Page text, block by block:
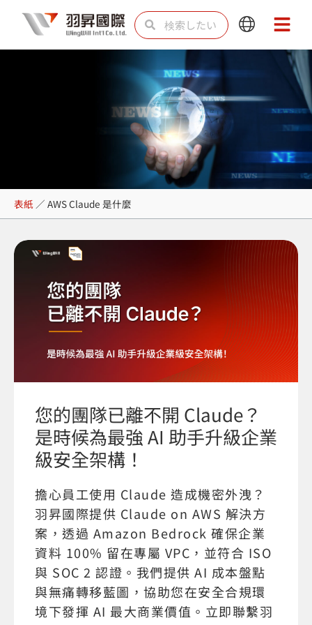
を
検
索 索
Main
Menu
Main
Menu
AWS Claude 是什麼
表紙 ／ AWS Claude 是什麼
您的團隊已離不開 Claude？
是時候為最強 AI 助手升級企業
級安全架構！
擔心員工使用 Claude 造成機密外洩？
羽昇國際提供 Claude on AWS 解決方
案，透過 Amazon Bedrock 確保企業
資料 100% 留在專屬 VPC，並符合 ISO
與 SOC 2 認證。我們提供 AI 成本盤點
與無痛轉移藍圖，協助您在安全合規環
境下發揮 AI 最大商業價值。立即聯繫羽